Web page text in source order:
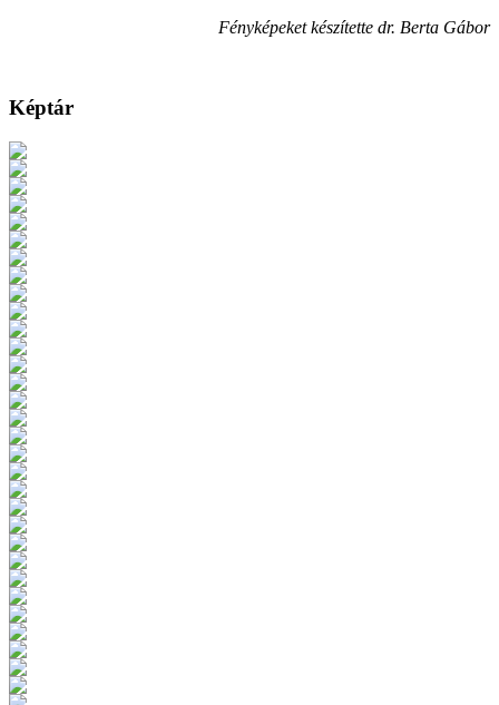
Fényképeket készítette dr. Berta Gábor
Képtár